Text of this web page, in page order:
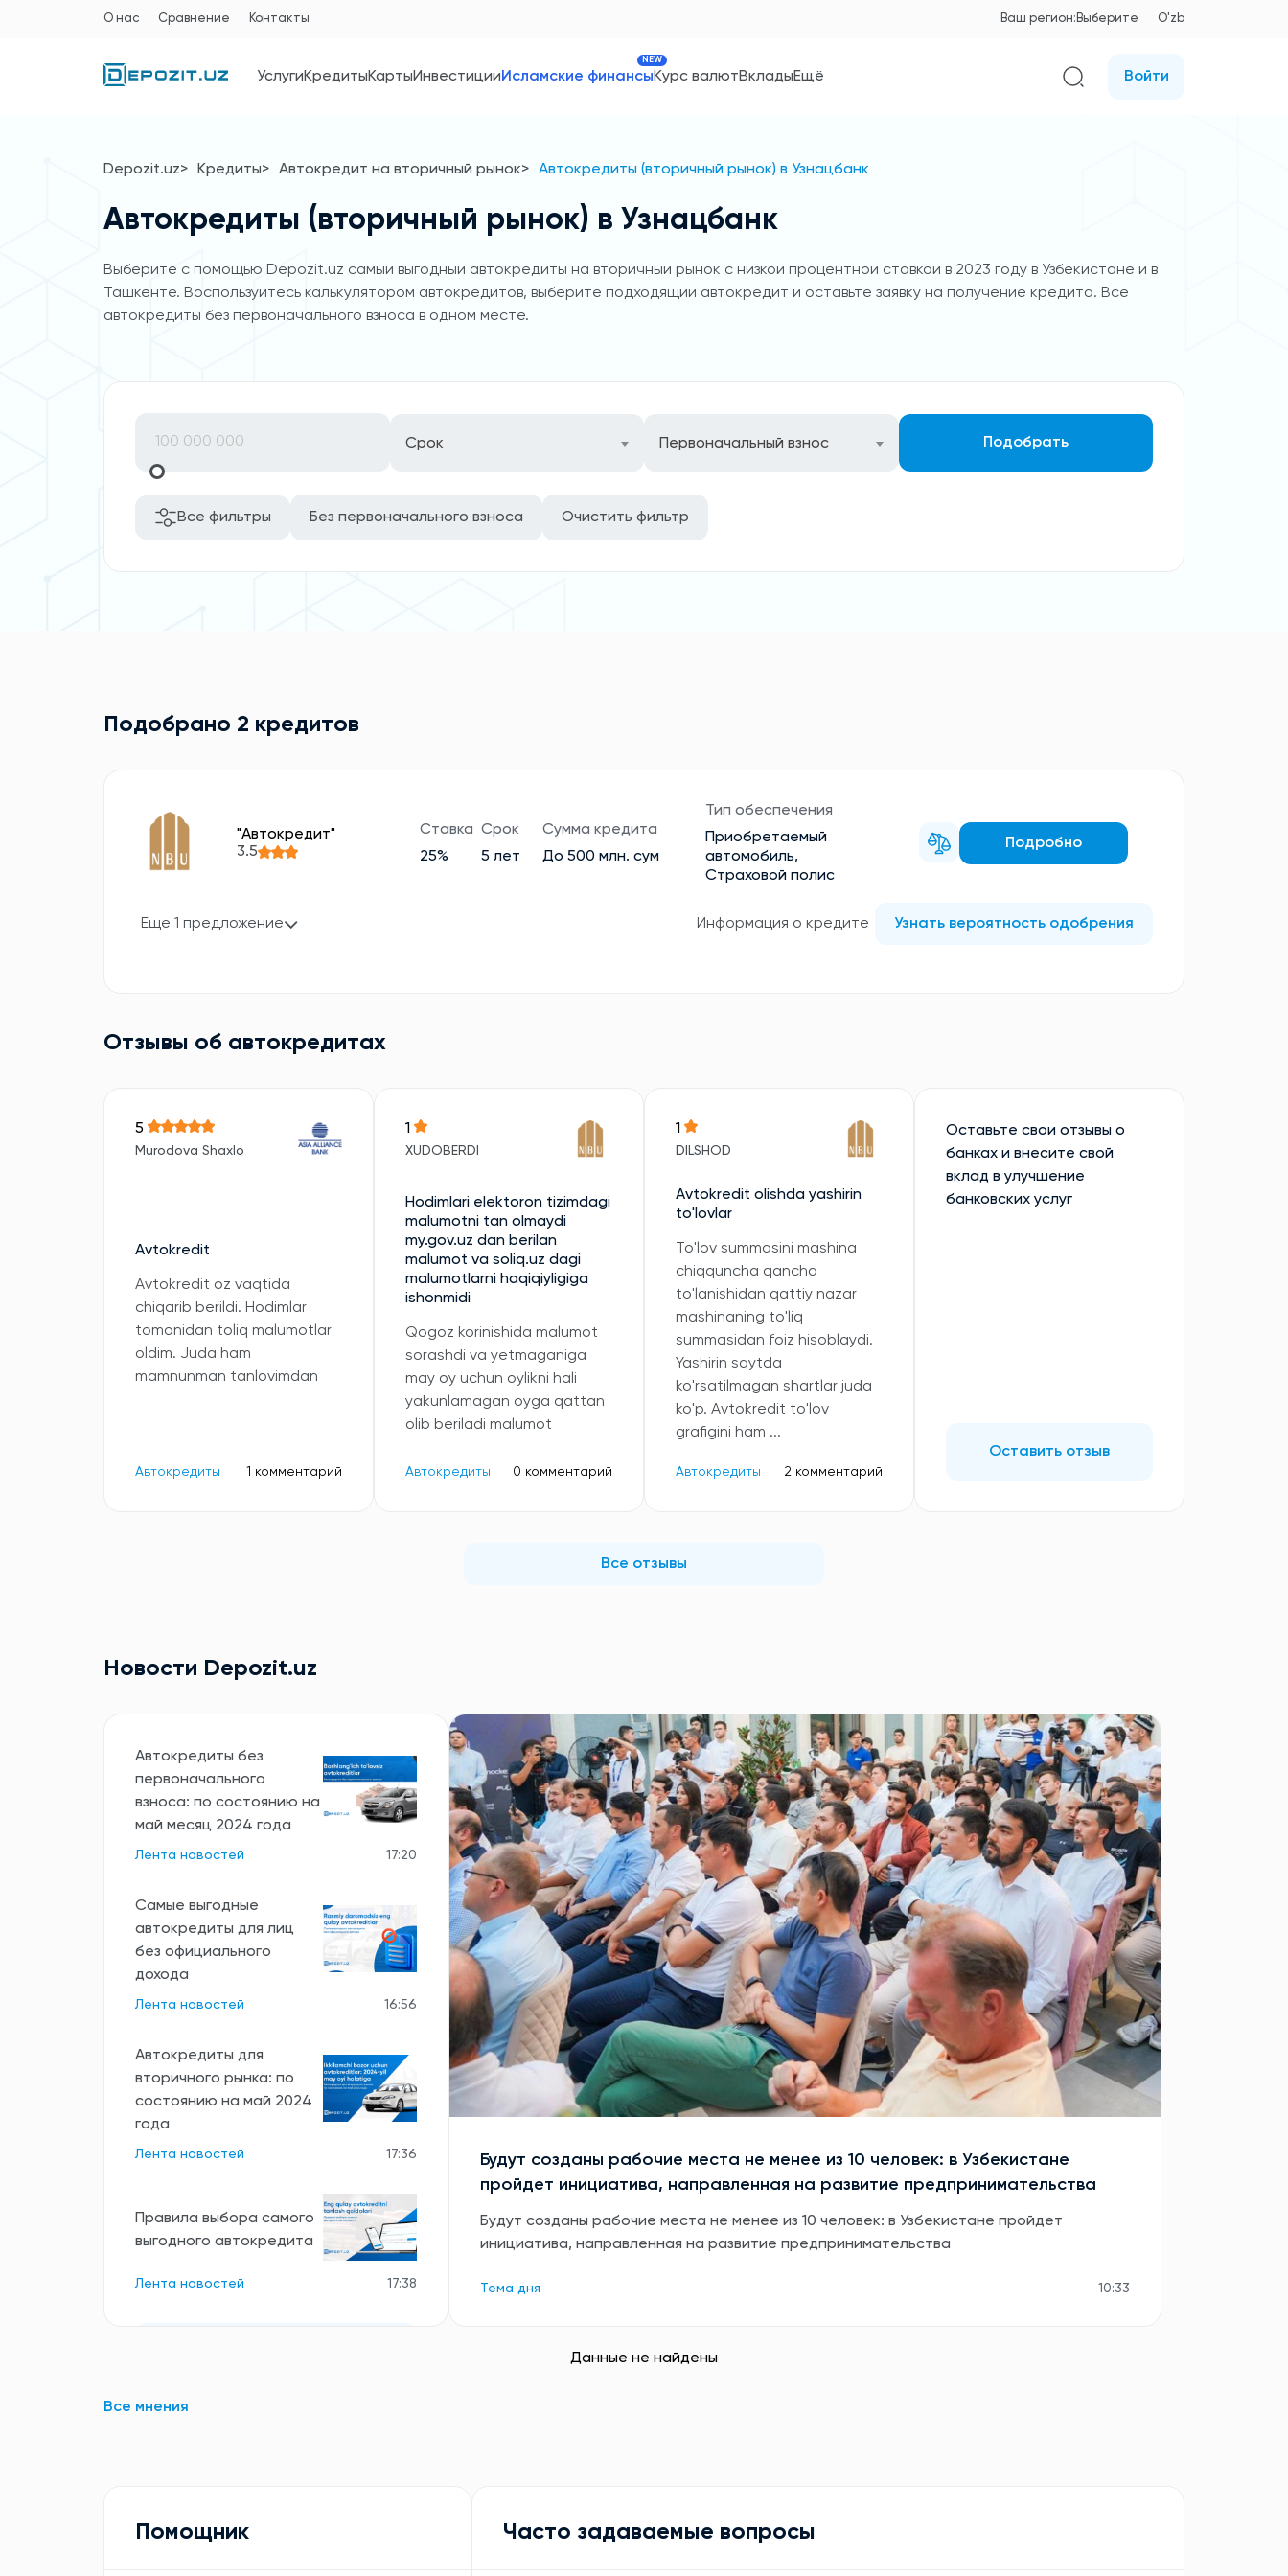
О нас Сравнение Контакты Ваш регион: Выберите O'zb
УслугиКредитыКартыИнвестицииИсламские финансы
NEW
Курс валютВкладыЕщё Войти
Depozit.uz Кредиты Автокредит на вторичный рынок Автокредиты (вторичный рынок) в Узнацбанк
Автокредиты (вторичный рынок) в Узнацбанк
Выберите с помощью Depozit.uz самый выгодный автокредиты на вторичный рынок с низкой процентной ставкой в 2023 году в Узбекистане и в
Ташкенте. Воспользуйтесь калькулятором автокредитов, выберите подходящий автокредит и оставьте заявку на получение кредита. Все
автокредиты без первоначального взноса в одном месте.
Срок Первоначальный взнос Подобрать
Все фильтры Без первоначального взноса Очистить фильтр
Подобрано 2 кредитов
"Aвтокредит"
3.5
Ставка
25%
Срок
5 лет
Сумма кредита
До 500 млн. сум
Тип обеспечения
Приобретаемый
автомобиль,
Страховой полис
Подробно
Еще 1 предложение Информация о кредите Узнать вероятность одобрения
Отзывы об автокредитах
5
Murodova Shaxlo
Avtokredit
Avtokredit oz vaqtida
chiqarib berildi. Hodimlar
tomonidan toliq malumotlar
oldim. Juda ham
mamnunman tanlovimdan
Автокредиты 1 комментарий
1
XUDOBERDI
Hodimlari elektoron tizimdagi
malumotni tan olmaydi
my.gov.uz dan berilan
malumot va soliq.uz dagi
malumotlarni haqiqiyligiga
ishonmidi
Qogoz korinishida malumot
sorashdi va yetmaganiga
may oy uchun oylikni hali
yakunlamagan oyga qattan
olib beriladi malumot
Автокредиты 0 комментарий
1
DILSHOD
Avtokredit olishda yashirin
to'lovlar
To'lov summasini mashina
chiqquncha qancha
to'lanishidan qattiy nazar
mashinaning to'liq
summasidan foiz hisoblaydi.
Yashirin saytda
ko'rsatilmagan shartlar juda
ko'p. Avtokredit to'lov
grafigini ham ...
Автокредиты 2 комментарий
Оставьте свои отзывы о
банках и внесите свой
вклад в улучшение
банковских услуг
Оставить отзыв
Все отзывы
Новости Depozit.uz
Автокредиты без
первоначального
взноса: по состоянию на
май месяц 2024 года
Лента новостей 17:20
Самые выгодные
автокредиты для лиц
без официального
дохода
Лента новостей 16:56
Автокредиты для
вторичного рынка: по
состоянию на май 2024
года
Лента новостей 17:36
Правила выбора самого
выгодного автокредита
Лента новостей 17:38
Будут созданы рабочие места не менее из 10 человек: в Узбекистане
пройдет инициатива, направленная на развитие предпринимательства
Будут созданы рабочие места не менее из 10 человек: в Узбекистане пройдет
инициатива, направленная на развитие предпринимательства
Тема дня 10:33
Данные не найдены
Все мнения
Помощник Часто задаваемые вопросы